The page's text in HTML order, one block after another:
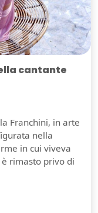
cantante
Franchini, in arte
nella
in cui viveva
rimasto privo di